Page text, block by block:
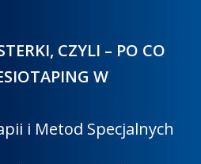
CZYLI – PO CO
W
i Metod Specjalnych